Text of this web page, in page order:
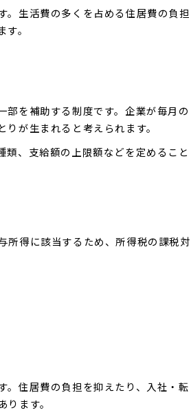
。生活費の多くを占める住居費の負担
。
部を補助する制度です。企業が毎月の
が生まれると考えられます。
、支給額の上限額などを定めること
所得に該当するため、所得税の課税対
。住居費の負担を抑えたり、入社・転
ます。